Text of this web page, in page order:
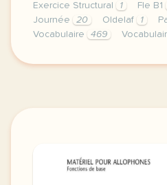
Exercice Structural
1 Fle B1
Journée
20 Oldelaf 1
Vocabulaire
469
niveau b1 objectifs